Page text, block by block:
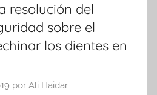
resolución del
sobre el
los dientes en
por Ali Haidar